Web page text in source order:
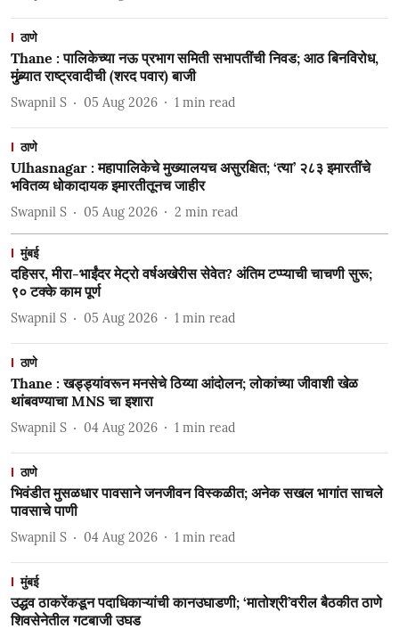
ठाणे
Thane : पालिकेच्या नऊ प्रभाग समिती सभापतींची निवड; आठ बिनविरोध,
मुंब्र्यात राष्ट्रवादीची (शरद पवार) बाजी
Swapnil S 05 Aug 2026 1 min read
ठाणे
Ulhasnagar : महापालिकेचे मुख्यालयच असुरक्षित; ‘त्या’ २८३ इमारतींचे
भवितव्य धोकादायक इमारतीतूनच जाहीर
Swapnil S 05 Aug 2026 2 min read
मुंबई
दहिसर, मीरा-भाईंदर मेट्रो वर्षअखेरीस सेवेत? अंतिम टप्प्याची चाचणी सुरू;
९० टक्के काम पूर्ण
Swapnil S 05 Aug 2026 1 min read
ठाणे
Thane : खड्ड्यांवरून मनसेचे ठिय्या आंदोलन; लोकांच्या जीवाशी खेळ
थांबवण्याचा MNS चा इशारा
Swapnil S 04 Aug 2026 1 min read
ठाणे
भिवंडीत मुसळधार पावसाने जनजीवन विस्कळीत; अनेक सखल भागांत साचले
पावसाचे पाणी
Swapnil S 04 Aug 2026 1 min read
मुंबई
उद्धव ठाकरेंकडून पदाधिकाऱ्यांची कानउघाडणी; ‘मातोश्री’वरील बैठकीत ठाणे
शिवसेनेतील गटबाजी उघड